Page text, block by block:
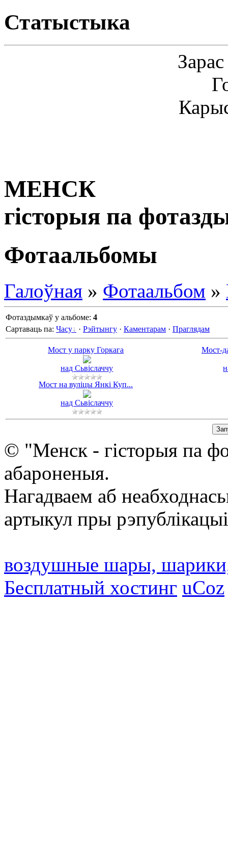
Статыстыка
МЕНСК
гісторыя па
Фотаальбомы
Галоўная » Фотаальбом »
Фотаздымкаў у альбоме: 4
Сартаваць па: Часу · Рэйтынгу · Каментарам · Праглядам
Мост у парку Горкага
над Сьвіслаччу
Мост-
Мост на вуліцы Янкі Куп...
над Сьвіслаччу
© "Менск - гісторыя па
абароненыя.
Нагадваем аб
артыкул пры
воздушные шары,
Бесплатный хостинг uCoz